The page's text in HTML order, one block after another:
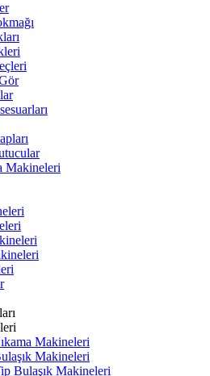
Makineleri
Makineleri
Makineleri
Bulaşık Makineleri